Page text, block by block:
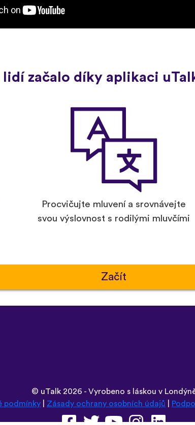
začalo díky aplikaci
Procvičujte mluvení a srovnávejte
svou výslovnost s rodilými mluvčími
Začít
© uTalk2026 - Vyrobeno s láskou v
podmínky
Zásady ochrany osobních údajů